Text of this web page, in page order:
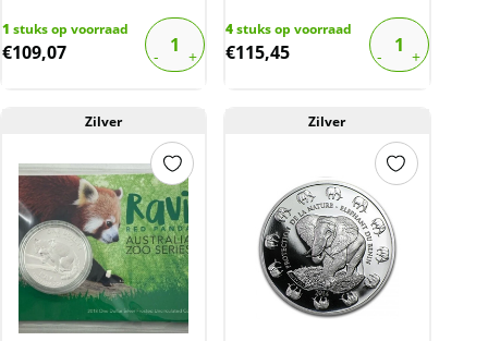
1 stuks op voorraad
€109,07
4stuks op voorraad
€115,45
Zilver Zilver